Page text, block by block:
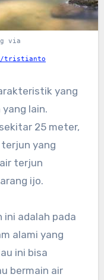
via
tristianto
yang
lain.
25 meter,
yang
terjun
ijo.
ini adalah pada
alami yang
ini bisa
bermain air